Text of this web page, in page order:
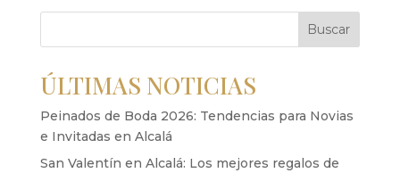
Buscar
ÚLTIMAS NOTICIAS
Peinados de Boda 2026: Tendencias para Novias
e Invitadas en Alcalá
San Valentín en Alcalá: Los mejores regalos de